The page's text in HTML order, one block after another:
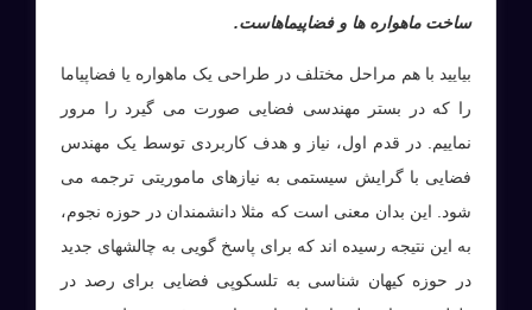
ساخت ماهواره ها و فضاپیماهاست.
بیایید با هم مراحل مختلف در طراحی یک ماهواره یا فضاپیاما
را که در بستر مهندسی فضایی صورت می گیرد را مرور
نماییم. در قدم اول، نیاز و هدف کاربردی توسط یک مهندس
فضایی با گرایش سیستمی به نیازهای ماموریتی ترجمه می
شود. این بدان معنی است که مثلا دانشمندان در حوزه نجوم،
به این نتیجه رسیده اند که برای پاسخ گویی به چالشهای جدید
در حوزه کیهان شناسی به تلسکوپی فضایی برای رصد در